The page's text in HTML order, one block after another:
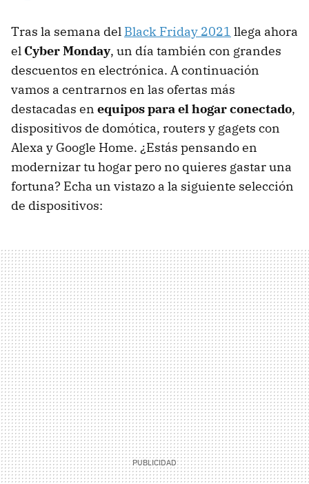
Tras la semana del Black Friday 2021 llega ahora
el Cyber Monday, un día también con grandes
descuentos en electrónica. A continuación
vamos a centrarnos en las ofertas más
destacadas en equipos para el hogar conectado,
dispositivos de domótica, routers y gagets con
Alexa y Google Home. ¿Estás pensando en
modernizar tu hogar pero no quieres gastar una
fortuna? Echa un vistazo a la siguiente selección
de dispositivos: